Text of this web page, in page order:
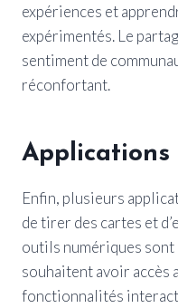
expériences et
expérimentés. Le
sentiment de
réconfortant.
Applications
Enfin, plusieurs
de tirer des cartes et
outils numériques sont
souhaitent avoir accès
fonctionnalités